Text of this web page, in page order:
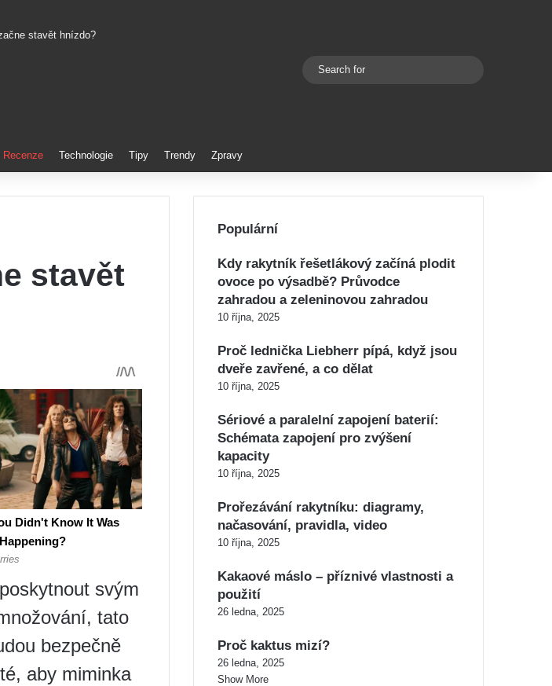
stavět hnízdo?
Switch skin
Recenze Technologie Tipy Trendy Zpravy
stavět
svým
tato
bezpečně
aby miminka
Populární
Kdy rakytník řešetlákový začíná plodit
ovoce po výsadbě? Průvodce
zahradou a zeleninovou zahradou
10 října, 2025
Proč lednička Liebherr pípá, když jsou
dveře zavřené, a co dělat
10 října, 2025
Sériové a paralelní zapojení baterií:
Schémata zapojení pro zvýšení
kapacity
10 října, 2025
Prořezávání rakytníku: diagramy,
načasování, pravidla, video
10 října, 2025
Kakaové máslo – příznivé vlastnosti a
použití
26 ledna, 2025
Proč kaktus mizí?
26 ledna, 2025
Show More